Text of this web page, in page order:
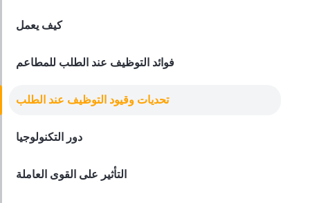
كيف يعمل
فوائد التوظيف عند الطلب للمطاعم
تحديات وقيود التوظيف عند الطلب
دور التكنولوجيا
التأثير على القوى العاملة